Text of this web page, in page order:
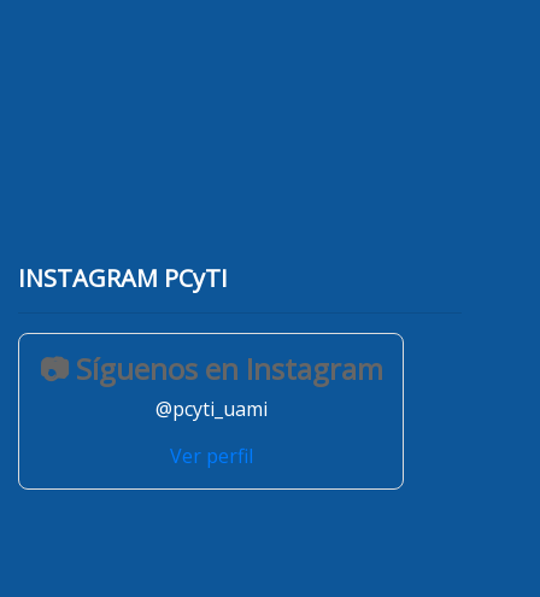
INSTAGRAM PCyTI
📷 Síguenos en Instagram
@pcyti_uami
Ver perfil